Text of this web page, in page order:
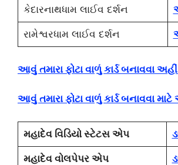
કેદારનાથધામ લાઈવ દર્શન
રામેશ્વરધામ લાઈવ દર્શન
આવું તમારા ફોટા વાળું કાર્ડ બનાવવા
આવું તમારા ફોટા વાળું કાર્ડ બનાવવા
મહાદેવ વિડિયો સ્ટેટસ એપ
મહાદેવ વોલપેપર એપ